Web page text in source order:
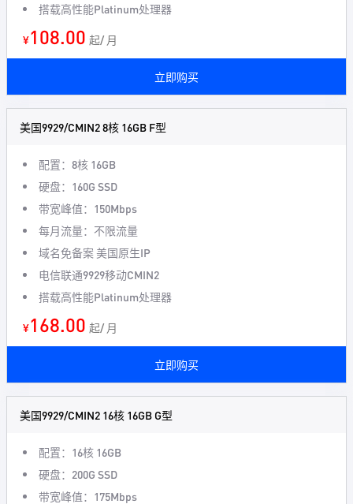
搭载高性能Platinum处理器
¥108.00 起/ 月
立即购买
美国9929/CMIN2 8核 16GB F型
配置：8核 16GB
硬盘：160G SSD
带宽峰值：150Mbps
每月流量：不限流量
域名免备案 美国原生IP
电信联通9929移动CMIN2
搭载高性能Platinum处理器
¥168.00 起/ 月
立即购买
美国9929/CMIN2 16核 16GB G型
配置：16核 16GB
硬盘：200G SSD
带宽峰值：175Mbps